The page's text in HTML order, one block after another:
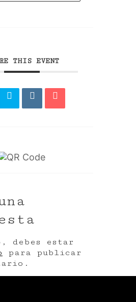
THIS EVENT
debes estar
para publicar